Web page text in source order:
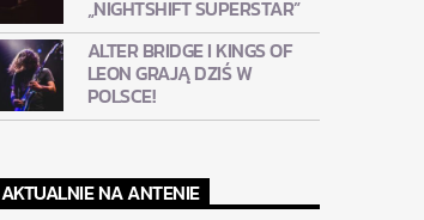
„NIGHTSHIFT SUPERSTAR”
ALTER BRIDGE I KINGS OF
LEON GRAJĄ DZIŚ W
POLSCE!
AKTUALNIE NA ANTENIE